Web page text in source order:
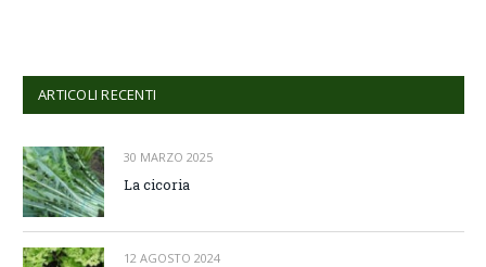
ARTICOLI RECENTI
30 MARZO 2025
La cicoria
12 AGOSTO 2024